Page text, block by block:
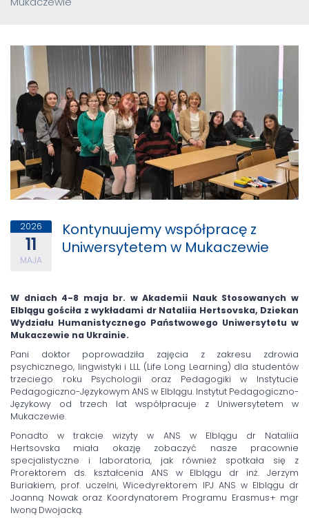
2026
11
MAJA
Kontynuujemy współpracę z
Uniwersytetem w Mukaczewie
W dniach 4-8 maja br. w Akademii Nauk Stosowanych w
Elblągu gościła z wykładami dr Nataliia Hertsovska, Dziekan
Wydziału Humanistycznego Państwowego Uniwersytetu w
Mukaczewie na Ukrainie.
Pani doktor poprowadziła zajęcia z zakresu zdrowia
psychicznego, lingwistyki i LLL (Life Long Learning) dla studentów
trzeciego roku Psychologii oraz Pedagogiki w Instytucie
Pedagogiczno-Językowym ANS w Elblągu. Instytut Pedagogiczno-
Językowy od trzech lat współpracuje z Uniwersytetem w
Mukaczewie.
Ponadto w trakcie wizyty w ANS w Elblągu dr Nataliia
Hertsovska miała okazję zobaczyć nasze pracownie
specjalistyczne i laboratoria, jak również spotkała się z
Prorektorem ds. kształcenia ANS w Elblągu dr inż. Jerzym
Buriakiem, prof. uczelni, Wicedyrektorem IPJ ANS w Elblągu dr
Joanną Nowak oraz Koordynatorem Programu Erasmus+ mgr
Iwoną Dwojacką.